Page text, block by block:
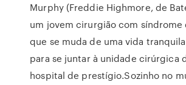
Murphy (Freddie Highmore, de
um jovem cirurgião com síndrome
que se muda de uma vida
para se juntar à unidade cirúrgica
hospital de prestígio.Sozinho no